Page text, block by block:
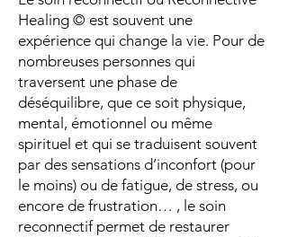
Healing © est souvent une
expérience qui change la vie. Pour de
nombreuses personnes qui
traversent une phase de
déséquilibre, que ce soit physique,
mental, émotionnel ou même
spirituel et qui se traduisent souvent
par des sensations d’inconfort (pour
le moins) ou de fatigue, de stress, ou
encore de frustration… , le soin
reconnectif permet de restaurer